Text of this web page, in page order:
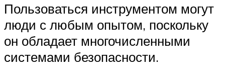
Пользоваться инструментом могут
люди с любым опытом, поскольку
он обладает многочисленными
системами безопасности.